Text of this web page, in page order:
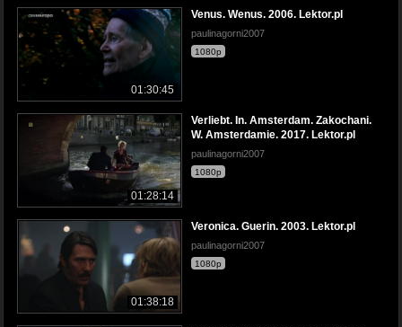
01:30:45
Venus. Wenus. 2006. Lektor.pl
paulinagorni2007
1080p
01:28:14
Verliebt. In. Amsterdam. Zakochani.
W. Amsterdamie. 2017. Lektor.pl
paulinagorni2007
1080p
01:38:18
Veronica. Guerin. 2003. Lektor.pl
paulinagorni2007
1080p